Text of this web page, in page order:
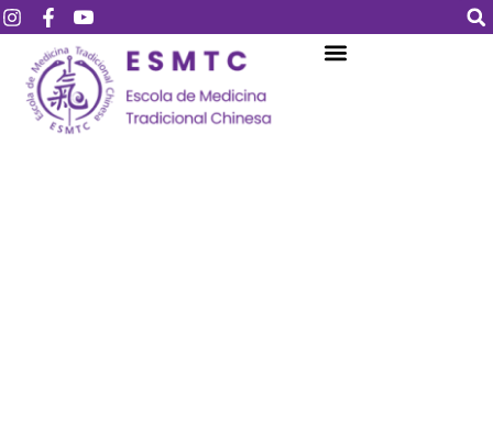
Login Assinar
Login